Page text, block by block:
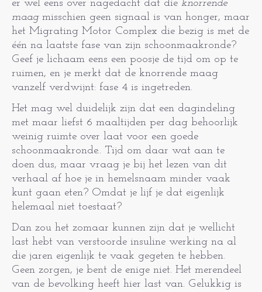
er wel eens over nagedacht dat die knorrende
maagmisschien geen signaal is van honger, maar
het Migrating Motor Complex die bezig is met de
één na laatste fase van zijn schoonmaakronde?
Geef je lichaam eens een poosje de tijd om op te
ruimen, en je merkt dat de knorrende maag
vanzelf verdwijnt: fase 4 is ingetreden.
Het mag wel duidelijk zijn dat een dagindeling
met maar liefst 6 maaltijden per dag behoorlijk
weinig ruimte over laat voor een goede
schoonmaakronde.. Tijd om daar wat aan te
doen dus, maar vraag je bij het lezen van dit
verhaal af hoe je in hemelsnaam minder vaak
kunt gaan eten? Omdat je lijf je dat eigenlijk
helemaal niet toestaat?
Dan zou het zomaar kunnen zijn dat je wellicht
last hebt van verstoorde insuline werking na al
die jaren eigenlijk te vaak gegeten te hebben.
Geen zorgen, je bent de enige niet. Het merendeel
van de bevolking heeft hier last van. Gelukkig is